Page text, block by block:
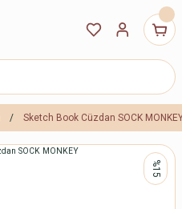
Sketch Book Cüzdan SOCK
%15